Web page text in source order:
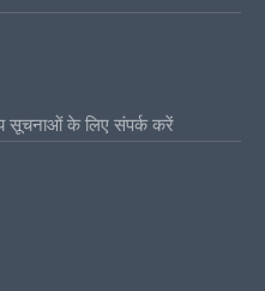
सूचनाओं के लिए संपर्क करें